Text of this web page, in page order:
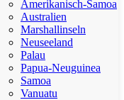
Amerikanisch-Samoa
Australien
Marshallinseln
Neuseeland
Palau
Papua-Neuguinea
Samoa
Vanuatu